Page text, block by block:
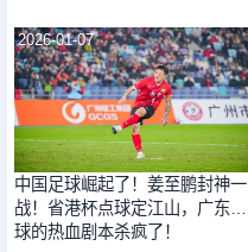
2026-01-07
中国足球崛起了！姜至鹏封神一
战！省港杯点球定江山，广东足
球的热血剧本杀疯了！